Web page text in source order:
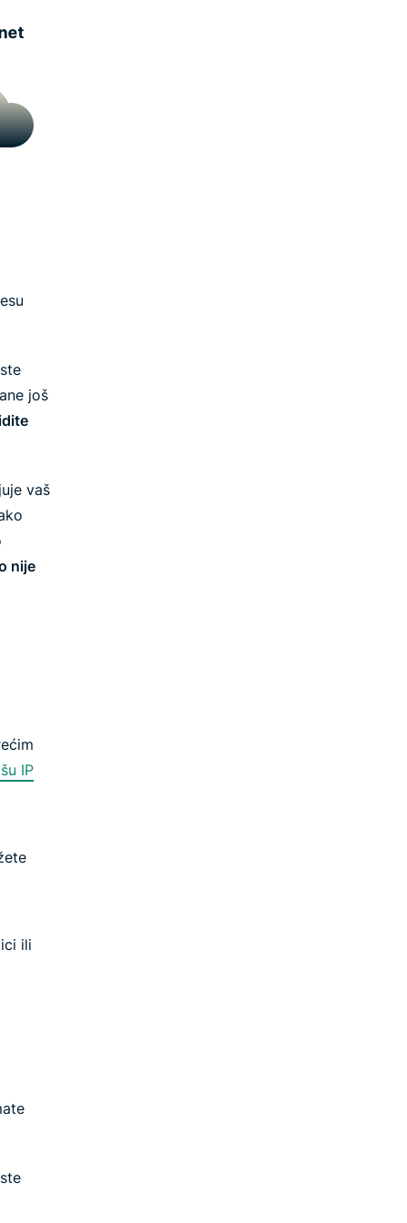
još
vaš
nije
IP
ili